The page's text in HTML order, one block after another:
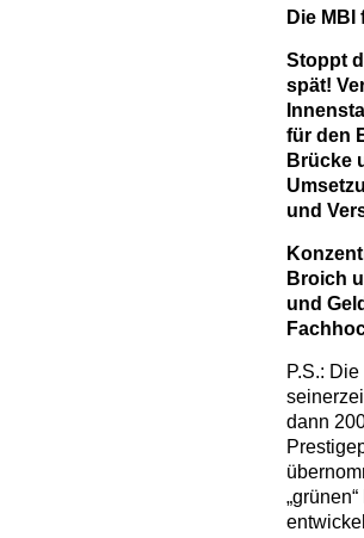
Die
Stoppt
spät!
für den
Brücke
und
Broich
und
P.S.:
dann